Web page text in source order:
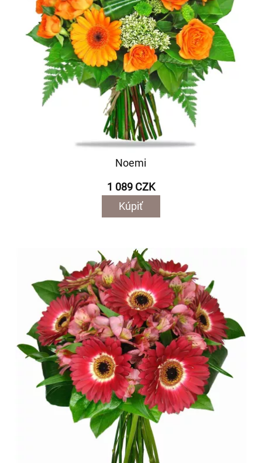
Noemi
1 089 CZK
Kúpiť